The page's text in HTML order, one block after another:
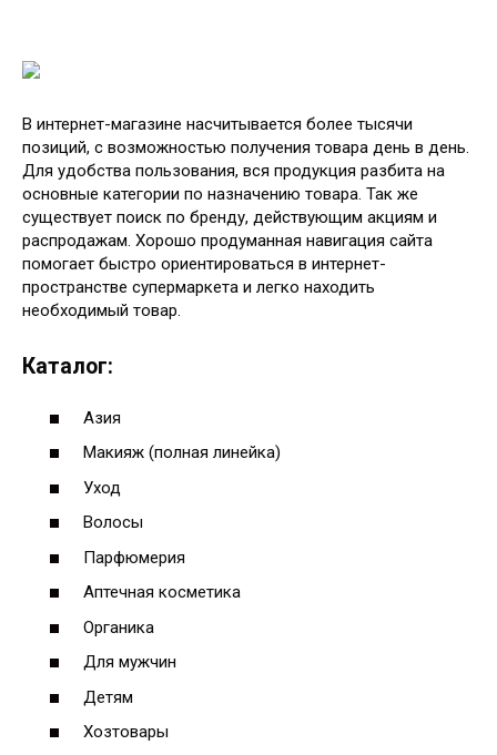
В интернет-магазине насчитывается более тысячи
позиций, с возможностью получения товара день в день.
Для удобства пользования, вся продукция разбита на
основные категории по назначению товара. Так же
существует поиск по бренду, действующим акциям и
распродажам. Хорошо продуманная навигация сайта
помогает быстро ориентироваться в интернет-
пространстве супермаркета и легко находить
необходимый товар.
Каталог:
Азия
Макияж (полная линейка)
Уход
Волосы
Парфюмерия
Аптечная косметика
Органика
Для мужчин
Детям
Хозтовары